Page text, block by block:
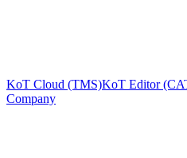
KoT Cloud (TMS)KoT Editor
Company